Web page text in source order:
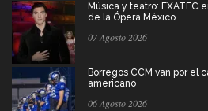
Música y teatro: EXATEC
de la Ópera México
07 Agosto 2026
Borregos CCM van por el
americano
06 Agosto 2026